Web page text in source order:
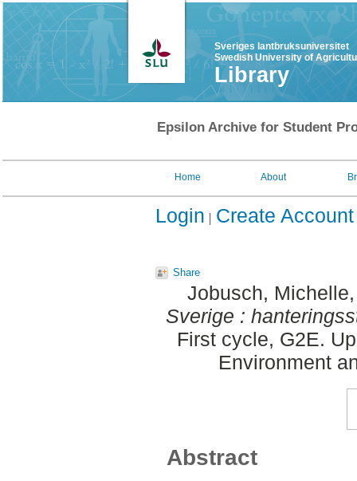
Sveriges lantbruksuniversitet
Swedish University of
Library
Epsilon Archive for Student
Home About
Login Create Account
Share
Jobusch, Michelle
Sverige :
First cycle, G2E.
Environment
Abstract